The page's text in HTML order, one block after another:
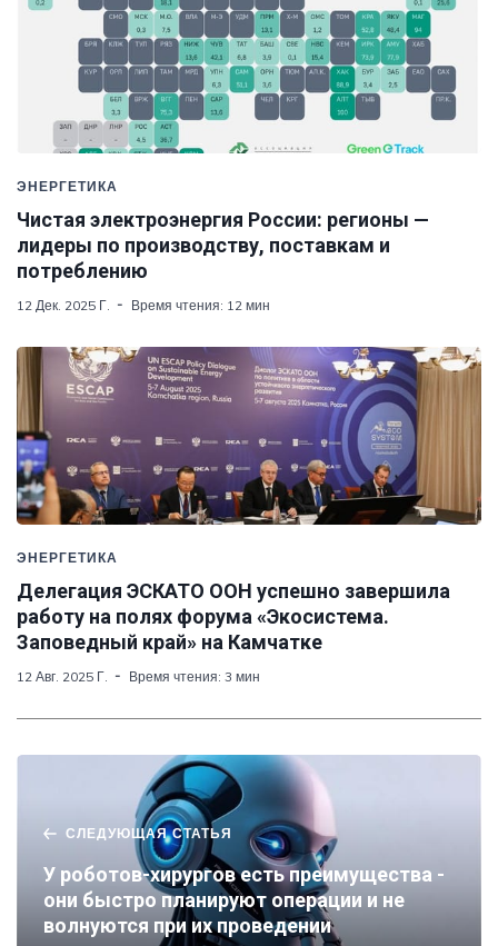
ЭНЕРГЕТИКА
Чистая электроэнергия России: регионы —
лидеры по производству, поставкам и
потреблению
12 Дек. 2025 Г. Время чтения: 12 мин
ЭНЕРГЕТИКА
Делегация ЭСКАТО ООН успешно завершила
работу на полях форума «Экосистема.
Заповедный край» на Камчатке
12 Авг. 2025 Г. Время чтения: 3 мин
СЛЕДУЮЩАЯ СТАТЬЯ
У роботов-хирургов есть преимущества -
они быстро планируют операции и не
волнуются при их проведении